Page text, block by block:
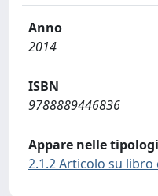
Anno
2014
ISBN
9788889446836
Appare nelle
2.1.2 Articolo su libro